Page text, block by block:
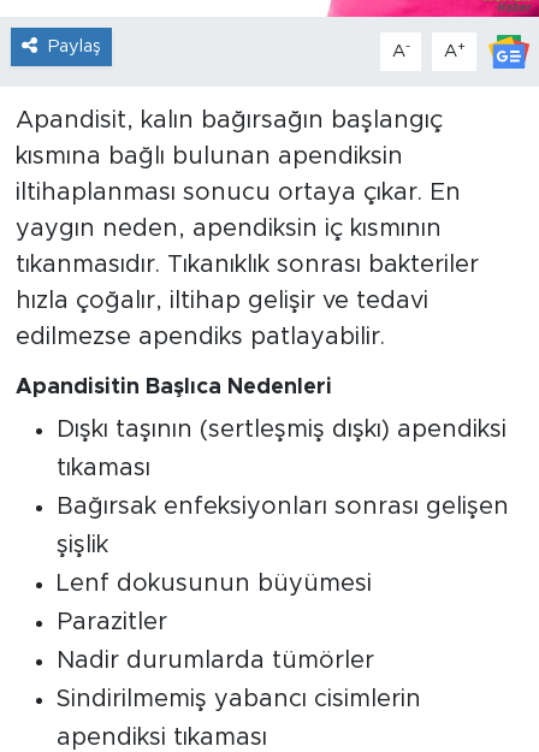
Paylaş A- A+
Apandisit, kalın bağırsağın başlangıç
kısmına bağlı bulunan apendiksin
iltihaplanması sonucu ortaya çıkar. En
yaygın neden, apendiksin iç kısmının
tıkanmasıdır. Tıkanıklık sonrası bakteriler
hızla çoğalır, iltihap gelişir ve tedavi
edilmezse apendiks patlayabilir.
Apandisitin Başlıca Nedenleri
Dışkı taşının (sertleşmiş dışkı) apendiksi
tıkaması
Bağırsak enfeksiyonları sonrası gelişen
şişlik
Lenf dokusunun büyümesi
Parazitler
Nadir durumlarda tümörler
Sindirilmemiş yabancı cisimlerin
apendiksi tıkaması